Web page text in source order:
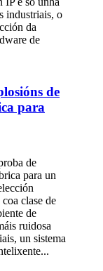
industriais, o
da
de
de
para
de
para un
clase de
de
ruidosa
un sistema